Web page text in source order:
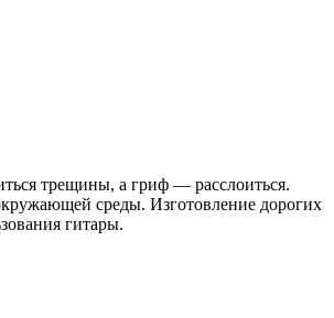
трещины, а гриф — расслоиться.
среды. Изготовление дорогих
гитары.